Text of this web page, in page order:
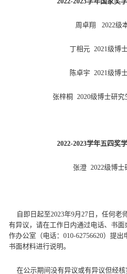
周卓翔 2022级
丁相元 2021级博
陈卓宇 2021级博
张梓桐 2020级博士研究
2022-2023学年五四奖
张澄 2022级博士
自即日起至2023年9月 27 日，任何老
有异议，请在工作日内通过电话、书
作办公室（电话： 010-62756620）提
书面材料进行说明。
在公示期间没有异议或有异议但经核